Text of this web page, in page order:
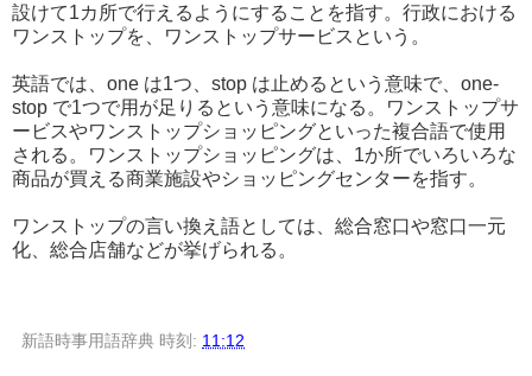
設けて1カ所で行えるようにすることを指す。行政における
ワンストップを、ワンストップサービスという。
英語では、one は1つ、stop は止めるという意味で、one-
stop で1つで用が足りるという意味になる。ワンストップサ
ービスやワンストップショッピングといった複合語で使用
される。ワンストップショッピングは、1か所でいろいろな
商品が買える商業施設やショッピングセンターを指す。
ワンストップの言い換え語としては、総合窓口や窓口一元
化、総合店舗などが挙げられる。
新語時事用語辞典 時刻: 11:12